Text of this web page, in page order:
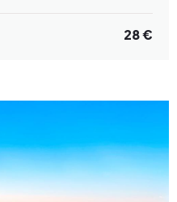
28 €